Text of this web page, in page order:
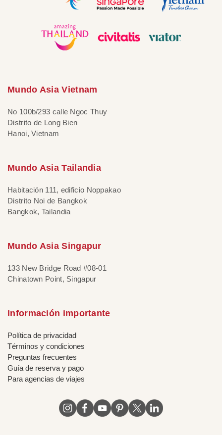
Mundo Asia Vietnam
No 100b/293 calle Ngoc Thuy
Distrito de Long Bien
Hanoi, Vietnam
Mundo Asia Tailandia
Habitación 111, edificio Noppakao
Distrito Noi de Bangkok
Bangkok, Tailandia
Mundo Asia Singapur
133 New Bridge Road #08-01
Chinatown Point, Singapur
Información importante
Política de privacidad
Términos y condiciones
Preguntas frecuentes
Guía de reserva y pago
Para agencias de viajes